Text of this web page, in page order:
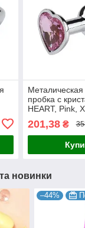
пробка с
HEART, Pink,
201,38₴
новинки
–44%